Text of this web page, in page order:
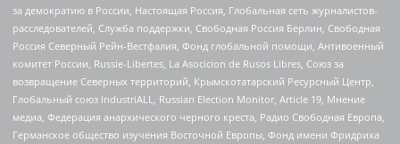
за демократию в России, Настоящая Россия, Глобальная сеть журналистов-
расследователей, Служба поддержки, Свободная Россия Берлин, Свободная
Россия Северный Рейн-Вестфалия, Фонд глобальной помощи, Антивоенный
комитет России, Russie-Libertes, La Asocicion de Rusos Libres, Союз за
возвращение Северных территорий, Крымскотатарский Ресурсный Центр,
Глобальный союз IndustriALL, Russian Election Monitor, Article 19, Мнение
медиа, Федерация анархического черного креста, Радио Свободная Европа,
Германское общество изучения Восточной Европы, Фонд имени Фридриха